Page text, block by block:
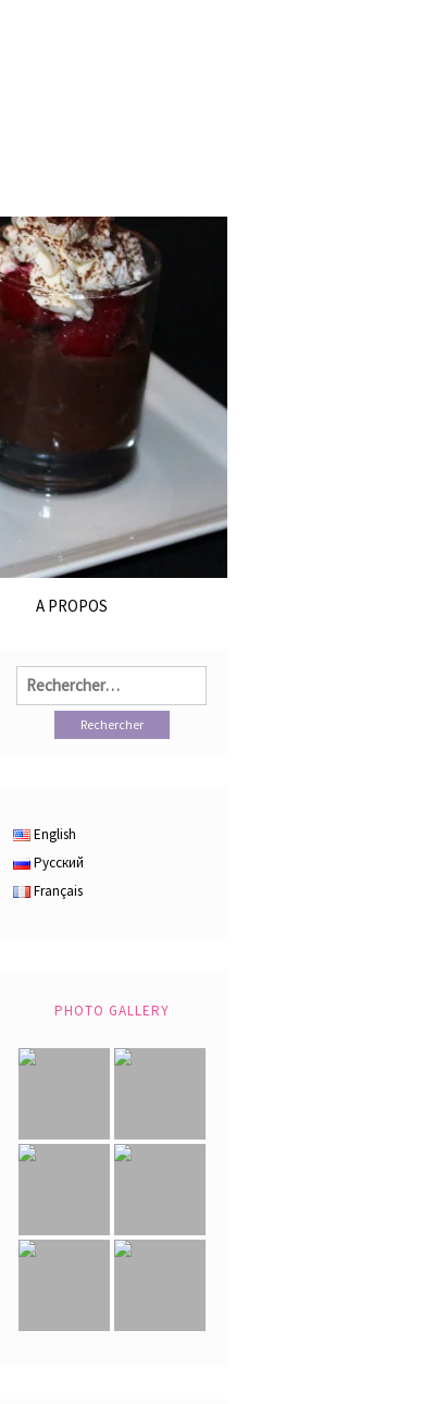
A PROPOS
Rechercher :
English
Русский
Français
PHOTO GALLERY